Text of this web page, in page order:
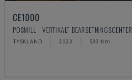
CE1000
POSMILL - VERTIKALT BEARBETNINGSCENTER
TYSKLAND 2023 533 tim.